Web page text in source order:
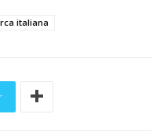
italiana